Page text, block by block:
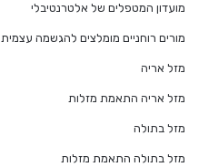
מועדון המטפלים של אלטרנטיבלי
מורים רוחניים מומלצים להגשמה עצמית
מזל אריה
מזל אריה התאמת מזלות
מזל בתולה
מזל בתולה התאמת מזלות